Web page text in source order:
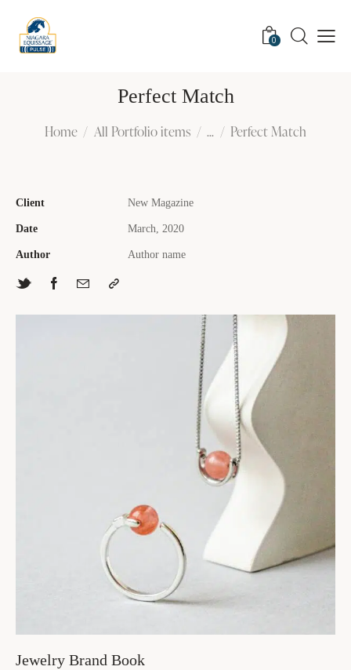
0
Perfect Match
Home All Portfolio items ... Perfect Match
Client New Magazine
Date March, 2020
Author Author name
Jewelry Brand Book